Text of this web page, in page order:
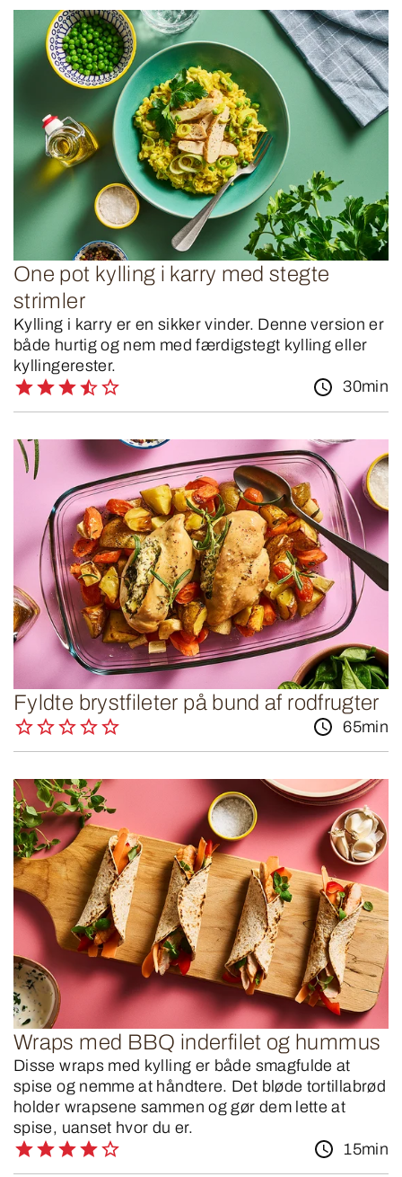
One pot kylling i karry med stegte
strimler
Kylling i karry er en sikker vinder. Denne version er
både hurtig og nem med færdigstegt kylling eller
kyllingerester.
30min
Fyldte brystfileter på bund af rodfrugter
65min
Wraps med BBQ inderfilet og hummus
Disse wraps med kylling er både smagfulde at
spise og nemme at håndtere. Det bløde tortillabrød
holder wrapsene sammen og gør dem lette at
spise, uanset hvor du er.
15min